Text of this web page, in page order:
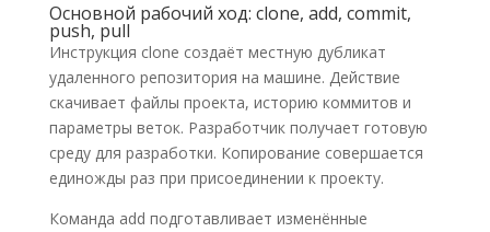
Основной рабочий ход: clone, add, commit,
push, pull
Инструкция clone создаёт местную дубликат
удаленного репозитория на машине. Действие
скачивает файлы проекта, историю коммитов и
параметры веток. Разработчик получает готовую
среду для разработки. Копирование совершается
единожды раз при присоединении к проекту.
Команда add подготавливает изменённые